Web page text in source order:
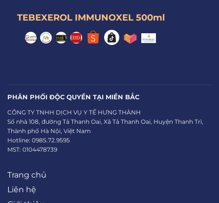
TEBEXEROL IMMUNOXEL 500ml
PHÂN PHỐI ĐỘC QUYỀN TẠI MIỀN BẮC
CÔNG TY TNHH DỊCH VỤ Y TẾ HƯNG THÀNH
Số nhà 108, đường Tả Thanh Oai, Xã Tả Thanh Oai, Huyện Thanh Trì,
Thành phố Hà Nội, Việt Nam
Hotline: 0985.72.9595
MST: 0104478739
Trang chủ
Liên hệ